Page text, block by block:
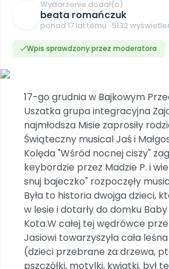
Scenariusze i artykuły
Pomoce dydaktyczne
Plany tygodniowe
Praca wychowawcza
Bliżejprzedszkolne zestawy
Zestawy do pobrania
POLECAMY
Wybierz prezent
Przy zamówieniu prenumeraty
Zaplanuj rok przedszkolny
Materiały na nowy rok
Miesięczniki
Ebooki
Wszystko dla przedszkoli
Zamówienia hurtowe
NA SKRÓTY
Letnia wyprzedaż
Promocje w sklepie
Nowości
Zapowiedzi
Polecamy
Szkolenia w Twojej placówce
Konferencje
Spotkania na dużą skalę
POLECAMY
Akademia Muzyki i Ruchu
Szkolenia muzyczne
E-wydania miesięcznika
Ebooki
Nasze interaktywne ebooki
Pakiet bliżej MAX
Dookoła Polski
Poznajemy regiony
Sensosmyki
Patronat BLIŻEJ PRZEDSZKOLA
Nauka liter i głosek
Sprintem do maratonu
Ruch i motywacja
Bliżej Pieska
Pomoc zwierzętom
Książka (dla)
Promowanie czytelnictwa
Wygrywaj nagrody
SOCIAL MEDIA
Facebook
Aktualności
TikTok
Zobacz nas na TikToku
YouTube
Filmy edukacyjne
Wydarzenie dodał(a)
beata romańczuk
ponad 17 lat temu · 5132
Wpis sprawdzony przez moderatora
17-go grudnia w Bajkowym
Uszatka grupa integracyjna
najmłodsza Misie zaprosiły
Świąteczny musical Jaś i
Kolęda "Wśród nocnej ciszy"
keybordzie przez Madzie P. i
snuj bajeczko" rozpoczęły
Była to historia dwojga dzieci,
w lesie i dotarły do domku Baby
Kota.W całej tej wędrówce
Jasiowi towarzyszyła cała
(dzieci przebrane za drzewa,
pszczółki, motylki, kwiatki, był